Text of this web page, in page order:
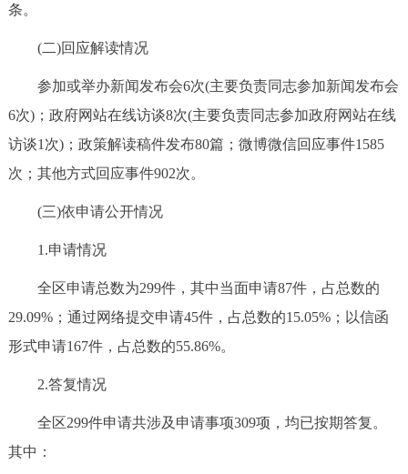
条。
(二)回应解读情况
参加或举办新闻发布会6次(主要负责同志参加新闻发布会
6次)；政府网站在线访谈8次(主要负责同志参加政府网站在线
访谈1次)；政策解读稿件发布80篇；微博微信回应事件1585
次；其他方式回应事件902次。
(三)依申请公开情况
1.申请情况
全区申请总数为299件，其中当面申请87件，占总数的
29.09%；通过网络提交申请45件，占总数的15.05%；以信函
形式申请167件，占总数的55.86%。
2.答复情况
全区299件申请共涉及申请事项309项，均已按期答复。
其中：